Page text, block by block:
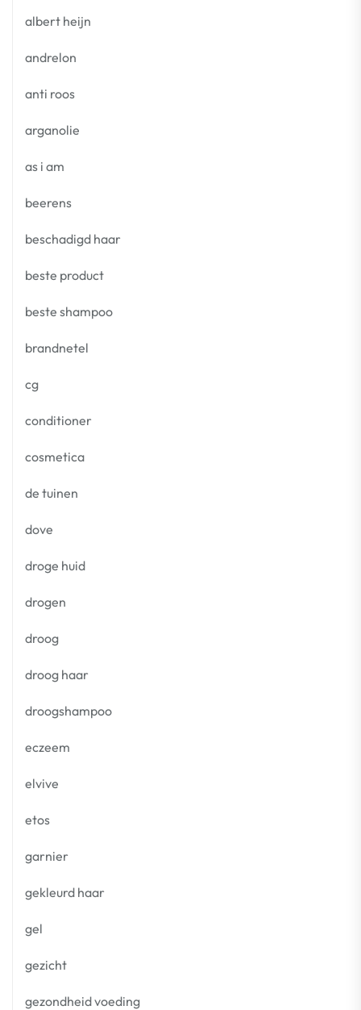
albert heijn
andrelon
anti roos
arganolie
as i am
beerens
beschadigd haar
beste product
beste shampoo
brandnetel
cg
conditioner
cosmetica
de tuinen
dove
droge huid
drogen
droog
droog haar
droogshampoo
eczeem
elvive
etos
garnier
gekleurd haar
gel
gezicht
gezondheid voeding